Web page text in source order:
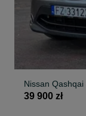
Nissan Qashqai
39 900 zł